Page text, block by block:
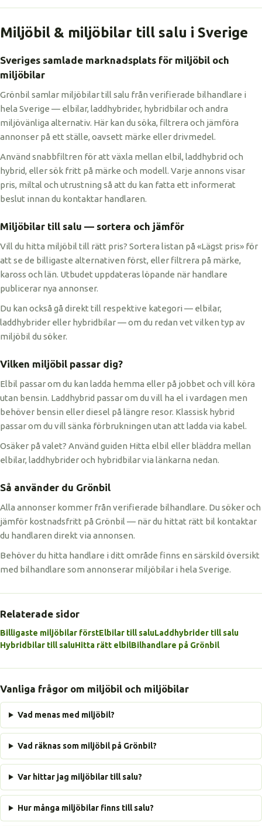
Miljöbil & miljöbilar till salu i Sverige
Sveriges samlade marknadsplats för miljöbil och
miljöbilar
Grönbil samlar miljöbilar till salu från verifierade bilhandlare i
hela Sverige — elbilar, laddhybrider, hybridbilar och andra
miljövänliga alternativ. Här kan du söka, filtrera och jämföra
annonser på ett ställe, oavsett märke eller drivmedel.
Använd snabbfiltren för att växla mellan elbil, laddhybrid och
hybrid, eller sök fritt på märke och modell. Varje annons visar
pris, miltal och utrustning så att du kan fatta ett informerat
beslut innan du kontaktar handlaren.
Miljöbilar till salu — sortera och jämför
Vill du hitta miljöbil till rätt pris? Sortera listan på «Lägst pris» för
att se de billigaste alternativen först, eller filtrera på märke,
kaross och län. Utbudet uppdateras löpande när handlare
publicerar nya annonser.
Du kan också gå direkt till respektive kategori — elbilar,
laddhybrider eller hybridbilar — om du redan vet vilken typ av
miljöbil du söker.
Vilken miljöbil passar dig?
Elbil passar om du kan ladda hemma eller på jobbet och vill köra
utan bensin. Laddhybrid passar om du vill ha el i vardagen men
behöver bensin eller diesel på längre resor. Klassisk hybrid
passar om du vill sänka förbrukningen utan att ladda via kabel.
Osäker på valet? Använd guiden Hitta elbil eller bläddra mellan
elbilar, laddhybrider och hybridbilar via länkarna nedan.
Så använder du Grönbil
Alla annonser kommer från verifierade bilhandlare. Du söker och
jämför kostnadsfritt på Grönbil — när du hittat rätt bil kontaktar
du handlaren direkt via annonsen.
Behöver du hitta handlare i ditt område finns en särskild översikt
med bilhandlare som annonserar miljöbilar i hela Sverige.
Relaterade sidor
Billigaste miljöbilar förstElbilar till saluLaddhybrider till salu
Hybridbilar till saluHitta rätt elbilBilhandlare på Grönbil
Vanliga frågor om miljöbil och miljöbilar
Vad menas med miljöbil?
Vad räknas som miljöbil på Grönbil?
Var hittar jag miljöbilar till salu?
Hur många miljöbilar finns till salu?